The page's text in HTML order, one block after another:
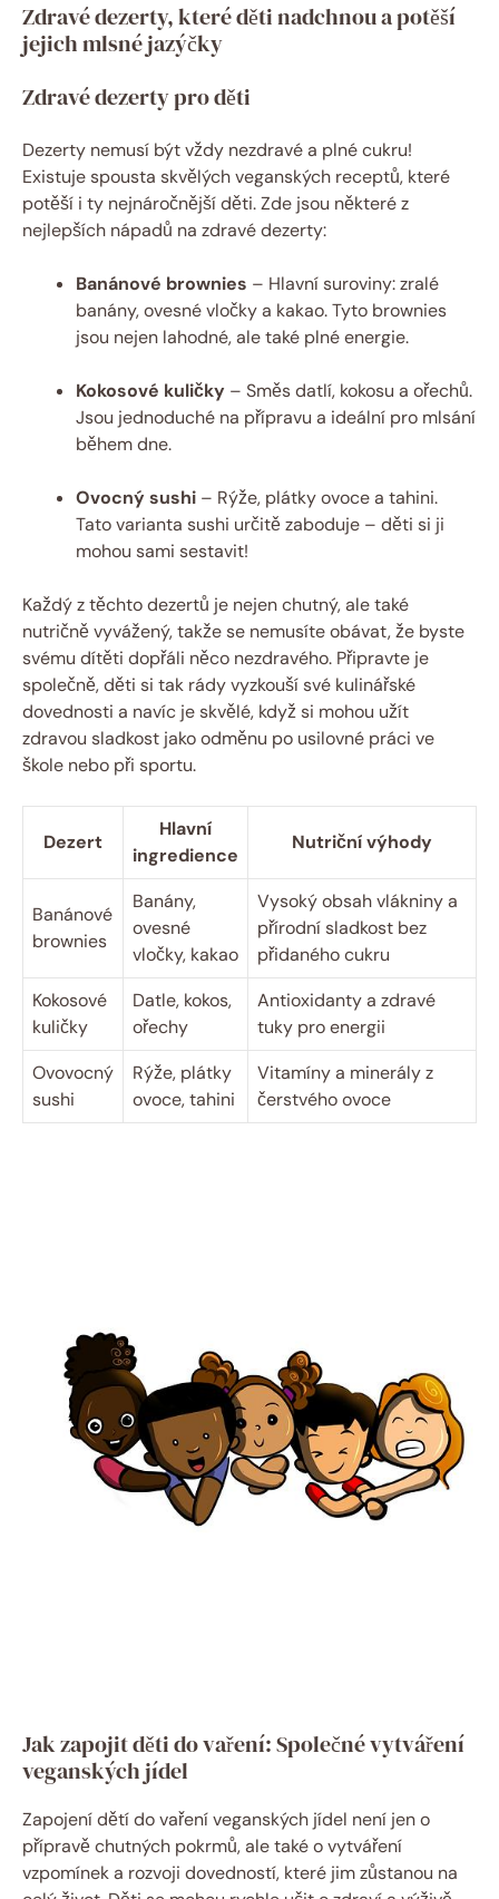
Zdravé dezerty, které děti nadchnou a potěší
jejich mlsné jazýčky
Zdravé dezerty pro děti
Dezerty nemusí být vždy nezdravé a plné cukru!
Existuje spousta skvělých veganských receptů, které
potěší i ty nejnáročnější děti. Zde jsou některé z
nejlepších nápadů na zdravé dezerty:
Banánové brownies – Hlavní suroviny: zralé
banány, ovesné vločky a kakao. Tyto brownies
jsou nejen lahodné, ale také plné energie.
Kokosové kuličky – Směs datlí, kokosu a ořechů.
Jsou jednoduché na přípravu a ideální pro mlsání
během dne.
Ovocný sushi – Rýže, plátky ovoce a tahini.
Tato varianta sushi určitě zaboduje – děti si ji
mohou sami sestavit!
Každý z těchto dezertů je nejen chutný, ale také
nutričně vyvážený, takže se nemusíte obávat, že byste
svému dítěti dopřáli něco nezdravého. Připravte je
společně, děti si tak rády vyzkouší své kulinářské
dovednosti a navíc je skvělé, když si mohou užít
zdravou sladkost jako odměnu po usilovné práci ve
škole nebo při sportu.
Dezert
Hlavní
ingredience
Nutriční výhody
Banánové
brownies
Banány,
ovesné
vločky, kakao
Vysoký obsah vlákniny a
přírodní sladkost bez
přidaného cukru
Kokosové
kuličky
Datle, kokos,
ořechy
Antioxidanty a zdravé
tuky pro energii
Ovovocný
sushi
Rýže, plátky
ovoce, tahini
Vitamíny a minerály z
čerstvého ovoce
Jak zapojit děti do vaření: Společné vytváření
veganských jídel
Zapojení dětí do vaření veganských jídel není jen o
přípravě chutných pokrmů, ale také o vytváření
vzpomínek a rozvoji dovedností, které jim zůstanou na